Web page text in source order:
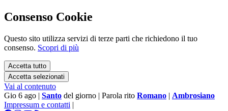
Consenso Cookie
Questo sito utilizza servizi di terze parti che richiedono il tuo
consenso. Scopri di più
Accetta tutto
Accetta selezionati
Vai al contenuto
Gio 6 ago | Santo del giorno | Parola rito Romano | Ambrosiano
Impressum e contatti |